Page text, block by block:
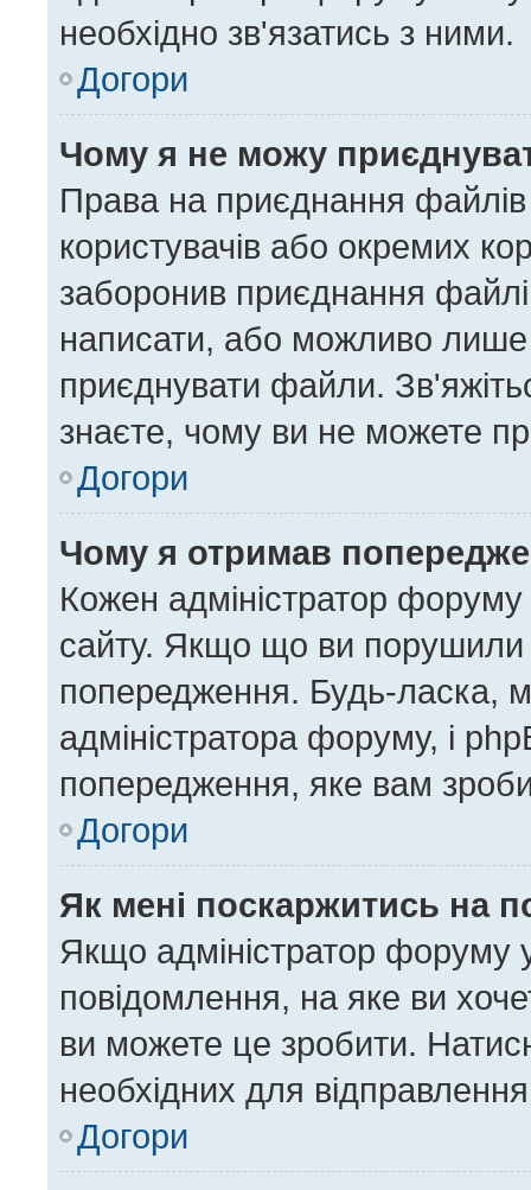
необхідно зв'язатись з ними.
Догори
Чому я не можу
Права на приєднання
користувачів або окремих
заборонив приєднання
написати, або можливо лише
приєднувати файли.
знаєте, чому ви не можете
Догори
Чому я отримав
Кожен адміністратор
сайту. Якщо що ви
попередження. Будь-ласка,
адміністратора форуму, і
попередження, яке вам
Догори
Як мені поскаржитись на
Якщо адміністратор форуму
повідомлення, на яке ви
ви можете це зробити.
необхідних для
Догори